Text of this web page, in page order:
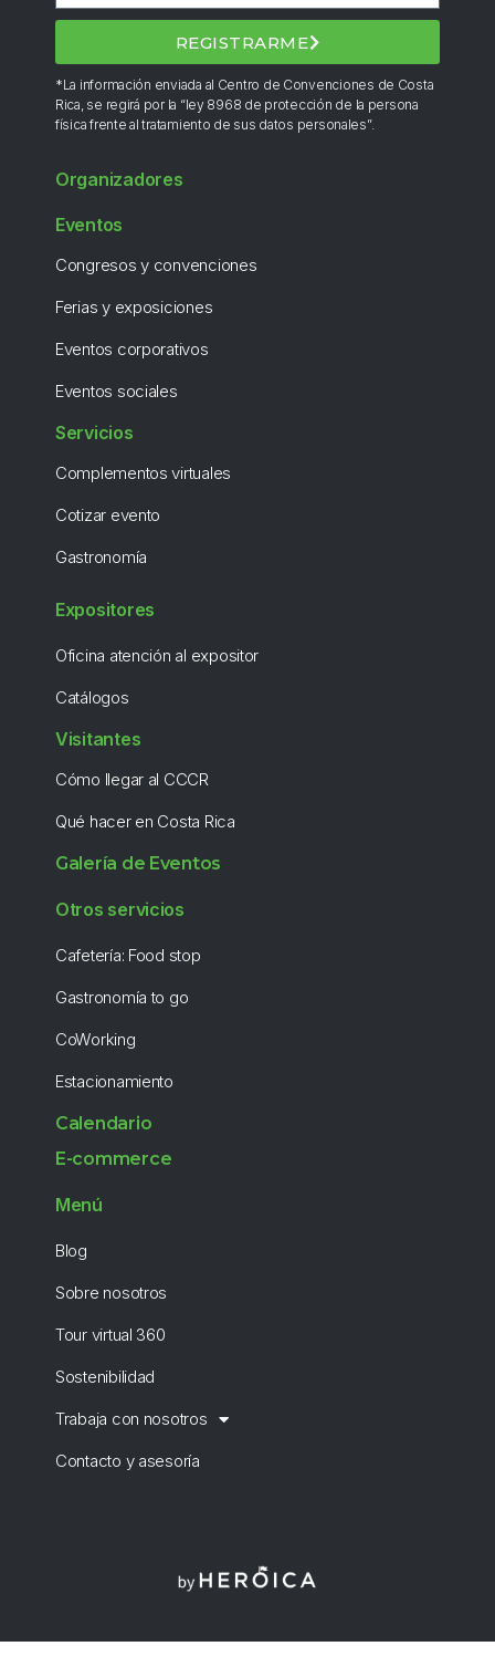
REGISTRARME
*La información enviada al Centro de Convenciones de Costa
Rica, se regirá por la “ley 8968 de protección de la persona
física frente al tratamiento de sus datos personales”.
Organizadores
Eventos
Congresos y convenciones
Ferias y exposiciones
Eventos corporativos
Eventos sociales
Servicios
Complementos virtuales
Cotizar evento
Gastronomía
Expositores
Oficina atención al expositor
Catálogos
Visitantes
Cómo llegar al CCCR
Qué hacer en Costa Rica
Galería de Eventos
Otros servicios
Cafetería: Food stop
Gastronomía to go
CoWorking
Estacionamiento
Calendario
E-commerce
Menú
Blog
Sobre nosotros
Tour virtual 360
Sostenibilidad
Trabaja con nosotros
Contacto y asesoría